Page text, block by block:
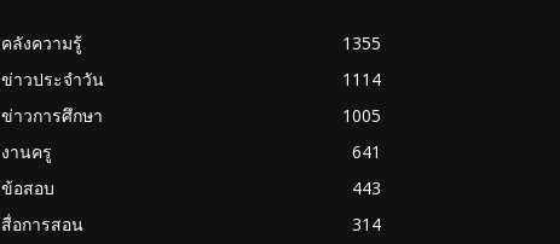
คลังความรู้
1355
ข่าวประจำวัน
1114
ข่าวการศึกษา
1005
งานครู
641
ข้อสอบ
443
สื่อการสอน
314